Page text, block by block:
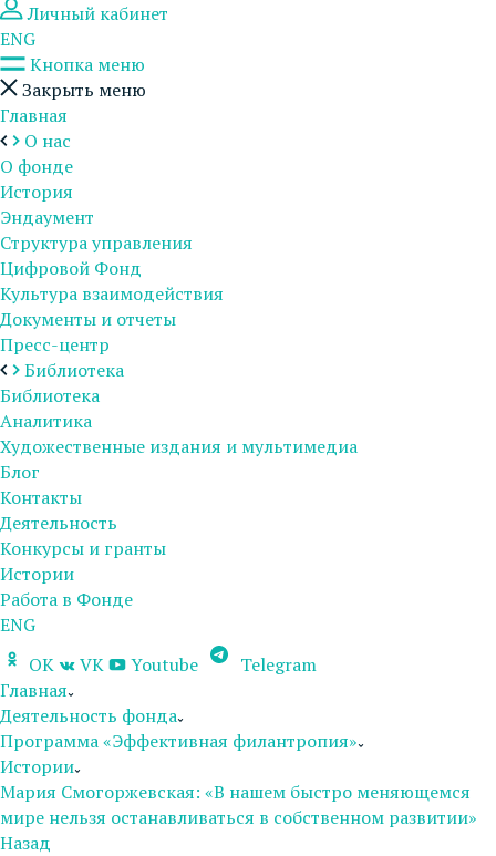
Личный кабинет
ENG
Кнопка меню
Закрыть меню
Главная
О нас
О фонде
История
Эндаумент
Структура управления
Цифровой Фонд
Культура взаимодействия
Документы и отчеты
Пресс-центр
Библиотека
Библиотека
Аналитика
Художественные издания и мультимедиа
Блог
Контакты
Деятельность
Конкурсы и гранты
Истории
Работа в Фонде
ENG
OK
VK Youtube
Telegram
Главная
Деятельность фонда
Программа «Эффективная филантропия»
Истории
Мария Смогоржевская: «В нашем быстро меняющемся
мире нельзя останавливаться в собственном развитии»
Назад